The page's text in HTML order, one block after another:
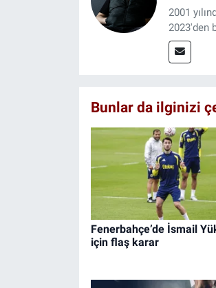
2001
2023'den
Bunlar da ilginizi
Fenerbahçe’de İsmail
için flaş karar